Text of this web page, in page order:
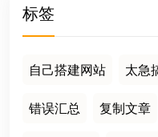
标签
自己搭建网站 太急
错误汇总 复制文章